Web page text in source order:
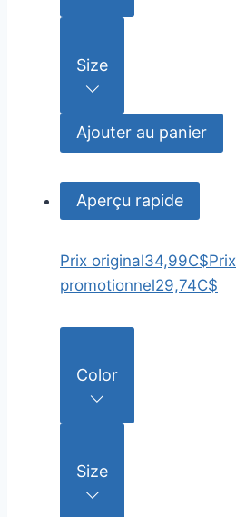
Size
Ajouter au panier
Aperçu rapide
Prix original34,99C$Prix
promotionnel29,74C$
Color
Size